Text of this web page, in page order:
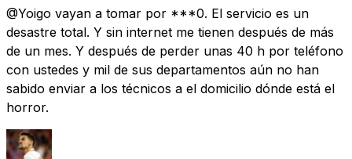
@Yoigo vayan a tomar por ***0. El servicio es un
desastre total. Y sin internet me tienen después de más
de un mes. Y después de perder unas 40 h por teléfono
con ustedes y mil de sus departamentos aún no han
sabido enviar a los técnicos a el domicilio dónde está el
horror.